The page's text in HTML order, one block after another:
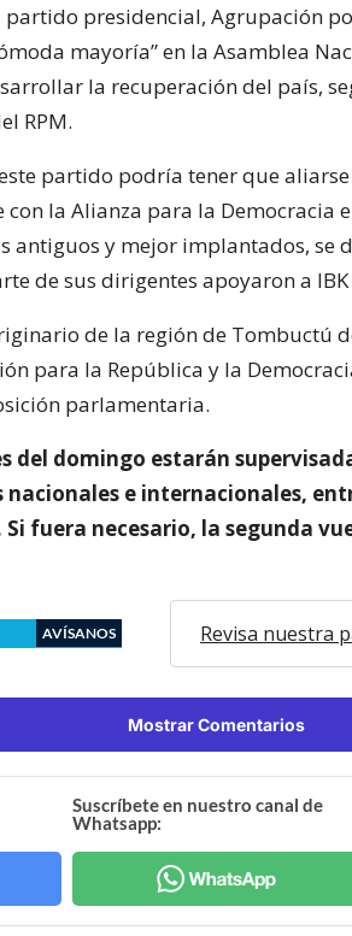
presidencial, Agrupación
mayoría” en la Asamblea
la recuperación del país,
RPM.
partido podría tener que
con la Alianza para la Democracia
antiguos y mejor implantados, se
de sus dirigentes apoyaron a IBK
de la región de Tombuctú
para la República y la
parlamentaria.
del domingo estarán
nacionales e internacionales,
Si fuera necesario, la segunda
AVÍSANOS Revisa nuestra
Mostrar Comentarios
Suscríbete en nuestro canal de
Whatsapp: